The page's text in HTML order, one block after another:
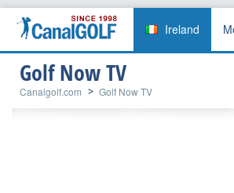
Ireland
Golf Now TV
Canalgolf.com Golf Now TV